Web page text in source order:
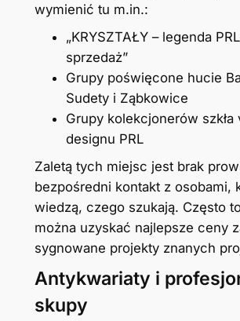
wymienić tu m.in.:
„KRYSZTAŁY – legenda
sprzedaż”
Grupy poświęcone hucie
Sudety i Ząbkowice
Grupy kolekcjonerów szkła
designu PRL
Zaletą tych miejsc jest brak
bezpośredni kontakt z osobami,
wiedzą, czego szukają. Często
można uzyskać najlepsze ceny
sygnowane projekty znanych
Antykwariaty i
skupy